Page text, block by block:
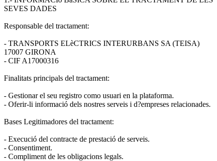
SEVES DADES
Responsable del tractament:
- TRANSPORTS ELèCTRICS INTERURBANS SA (TEISA)
17007 GIRONA
- CIF A17000316
Finalitats principals del tractament:
- Gestionar el seu registro como usuari en la plataforma.
- Oferir-li informació dels nostres serveis i d?empreses relacionades.
Bases Legitimadores del tractament:
- Execució del contracte de prestació de serveis.
- Consentiment.
- Compliment de les obligacions legals.